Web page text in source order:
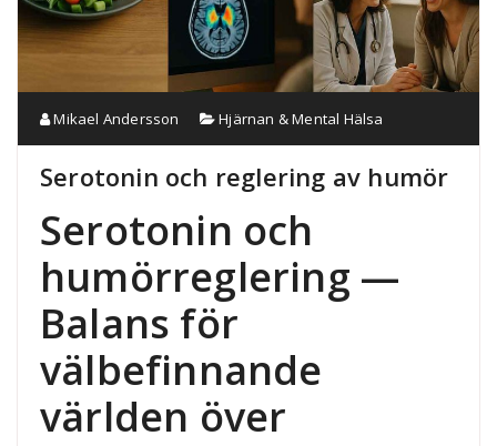
Mikael Andersson Hjärnan & Mental Hälsa
Serotonin och reglering av humör
Serotonin och
humörreglering —
Balans för
välbefinnande
världen över